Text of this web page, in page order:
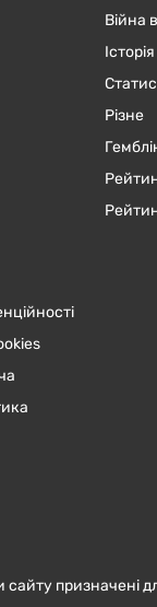
Війна
Історія
Різне
сайту призначені